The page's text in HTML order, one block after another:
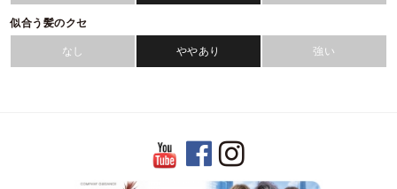
似合う髪のクセ
なし ややあり 強い